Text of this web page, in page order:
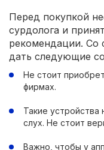
Перед покупкой
сурдолога и
рекомендации. Со
дать следующие
Не стоит
фирмах.
Такие
слух. Не стоит
Важно, чтобы у